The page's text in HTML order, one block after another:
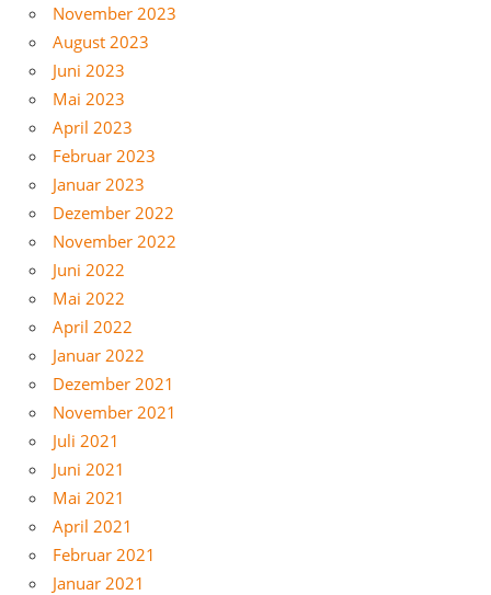
November 2023
August 2023
Juni 2023
Mai 2023
April 2023
Februar 2023
Januar 2023
Dezember 2022
November 2022
Juni 2022
Mai 2022
April 2022
Januar 2022
Dezember 2021
November 2021
Juli 2021
Juni 2021
Mai 2021
April 2021
Februar 2021
Januar 2021